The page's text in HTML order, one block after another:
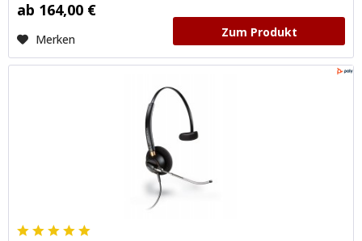
ab 164,00 €
Merken Zum Produkt